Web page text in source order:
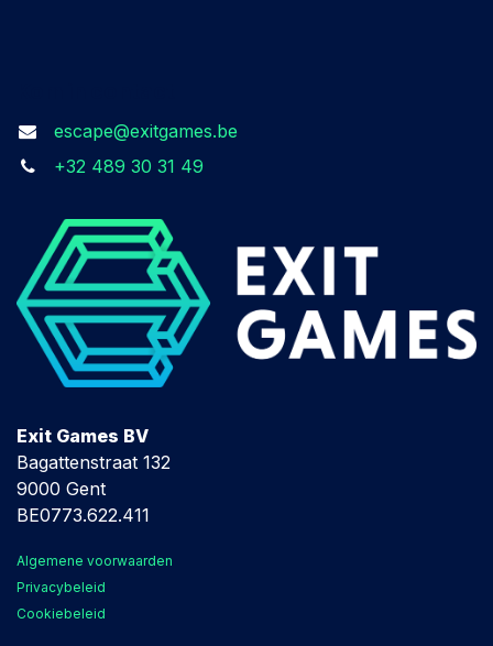
escape@exitgames.be
+32 489 30 31 49
Exit Games BV
Bagattenstraat 132
9000 Gent
BE0773.622.411
Algemene voorwaarden
Privacybeleid
Cookiebeleid